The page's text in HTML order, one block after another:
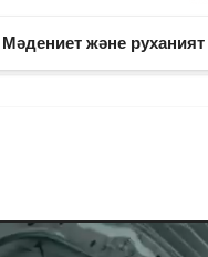
Мәдениет және руханият